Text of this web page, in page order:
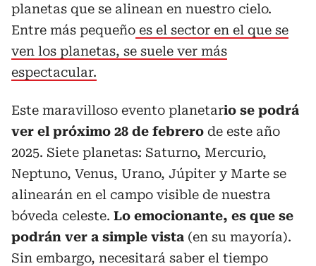
planetas que se alinean en nuestro cielo.
Entre más pequeño es el sector en el que se
ven los planetas, se suele ver más
espectacular.
Este maravilloso evento planetario se podrá
ver el próximo 28 de febrero de este año
2025. Siete planetas: Saturno, Mercurio,
Neptuno, Venus, Urano, Júpiter y Marte se
alinearán en el campo visible de nuestra
bóveda celeste. Lo emocionante, es que se
podrán ver a simple vista (en su mayoría).
Sin embargo, necesitará saber el tiempo